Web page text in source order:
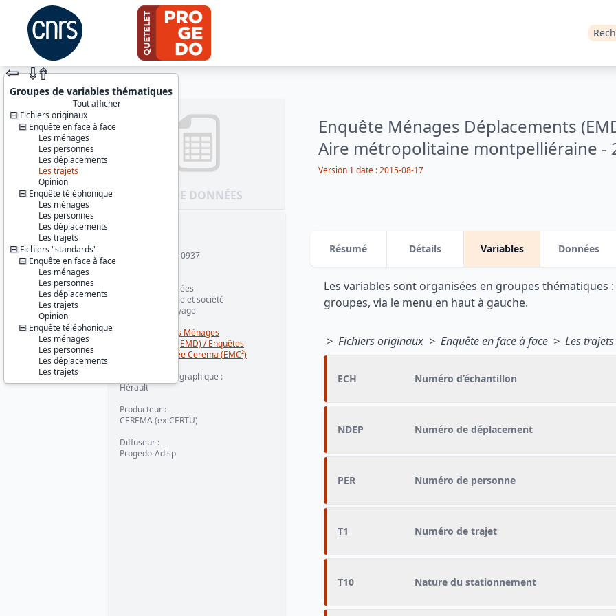
JEU DE DONNÉES
Enquête Ménages Déplacements
Aire métropolitaine montpelliéraine -
Version 1 date : 2015-08-17
⇦ ⇮⇮
Groupes de variables thématiques
Tout afficher
Fichiers originaux
Enquête en face à face
Les ménages
Les personnes
Les déplacements
Les trajets
Opinion
Enquête téléphonique
Les ménages
Les personnes
Les déplacements
Les trajets
Fichiers "standards"
Enquête en face à face
Les ménages
Les personnes
Les déplacements
Les trajets
Opinion
Enquête téléphonique
Les ménages
Les personnes
Les déplacements
Les trajets
doi:10.13144/lil-0937
Données localisées
Conditions de vie et société
Transport et voyage
Enquêtes Ménages
Déplacements (EMD) / Enquêtes
Mobilité Certifiée Cerema (EMC²)
Couverture géographique :
Hérault
Producteur :
CEREMA (ex-CERTU)
Diffuseur :
Progedo-Adisp
Résumé Détails Variables Données
Les variables sont organisées en groupes thématiques
groupes, via le menu en haut à gauche.
> Fichiers originaux > Enquête en face à face > Les
ECH Numéro d’échantillon
NDEP Numéro de déplacement
PER Numéro de personne
T1 Numéro de trajet
T10 Nature du stationnement